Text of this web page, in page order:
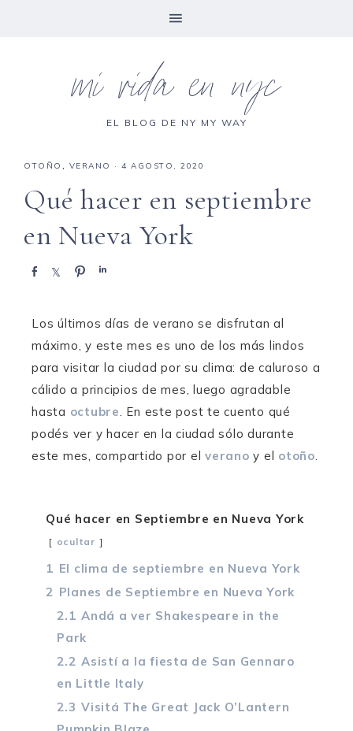
mi vida en nyc
EL BLOG DE NY MY WAY
OTOÑO , VERANO · 4 AGOSTO, 2020
Qué hacer en septiembre
en Nueva York
r
t
p
r
t
r
p
r
t
Los últimos días de verano se disfrutan al
máximo, y este mes es uno de los más lindos
para visitar la ciudad por su clima: de caluroso a
cálido a principios de mes, luego agradable
hasta octubre. En este post te cuento qué
podés ver y hacer en la ciudad sólo durante
este mes, compartido por el verano y el otoño.
Qué hacer en Septiembre en Nueva York
ocultar
1 El clima de septiembre en Nueva York
2 Planes de Septiembre en Nueva York
2.1 Andá a ver Shakespeare in the
Park
2.2 Asistí a la fiesta de San Gennaro
en Little Italy
2.3 Visitá The Great Jack O’Lantern